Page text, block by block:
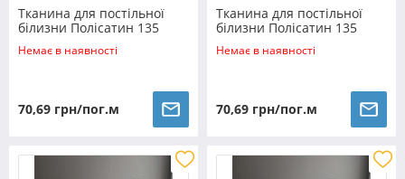
Тканина для постільної
білизни Полісатин 135
SP135-XHYR-4368 (60м)
Немає в наявності
70,69 грн/пог.м
Тканина для постільної
білизни Полісатин 135
SP135-XHYR-4371 (60м)
Немає в наявності
70,69 грн/пог.м